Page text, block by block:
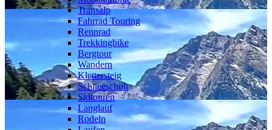
Transalp
Fahrrad Touring
Rennrad
Trekkingbike
Bergtour
Wandern
Klettersteig
Schneeschuh
Skitouren
Langlauf
Rodeln